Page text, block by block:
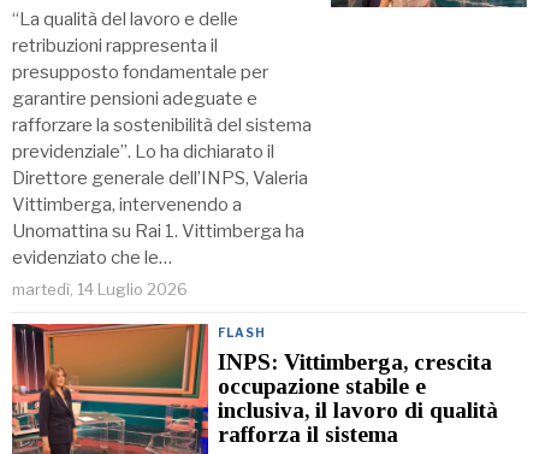
“La qualità del lavoro e delle
retribuzioni rappresenta il
presupposto fondamentale per
garantire pensioni adeguate e
rafforzare la sostenibilità del sistema
previdenziale”. Lo ha dichiarato il
Direttore generale dell’INPS, Valeria
Vittimberga, intervenendo a
Unomattina su Rai 1. Vittimberga ha
evidenziato che le…
martedì, 14 Luglio 2026
FLASH
INPS: Vittimberga, crescita
occupazione stabile e
inclusiva, il lavoro di qualità
rafforza il sistema